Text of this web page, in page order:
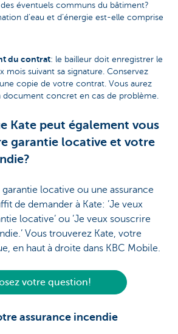
éventuels communs du bâtiment?
d’eau et d’énergie est-elle comprise
du contrat: le bailleur doit enregistrer le
mois suivant sa signature. Conservez
copie de votre contrat. Vous aurez
document concret en cas de problème.
Kate peut également vous
garantie locative et votre
locative ou une assurance
de demander à Kate: ’Je veux
locative’ ou ’Je veux souscrire
Vous trouverez Kate, votre
en haut à droite dans KBC Mobile.
votre question!
assurance incendie